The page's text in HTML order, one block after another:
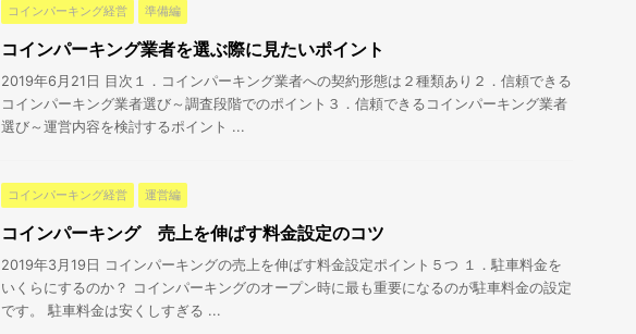
コインパーキング経営 準備編
コインパーキング業者を選ぶ際に見たいポイント
2019年6月21日 目次１．コインパーキング業者への契約形態は２種類あり２．信頼できる
コインパーキング業者選び～調査段階でのポイント３．信頼できるコインパーキング業者
選び～運営内容を検討するポイント ...
コインパーキング経営 運営編
コインパーキング 売上を伸ばす料金設定のコツ
2019年3月19日 コインパーキングの売上を伸ばす料金設定ポイント５つ １．駐車料金を
いくらにするのか？ コインパーキングのオープン時に最も重要になるのが駐車料金の設定
です。 駐車料金は安くしすぎる ...